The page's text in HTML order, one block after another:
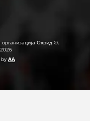
Охрид ©.
AA